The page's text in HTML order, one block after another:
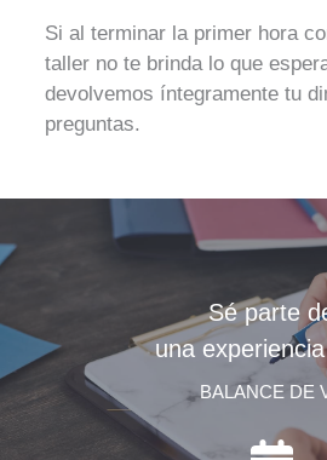
Si al terminar la primer hora
taller no te brinda lo que
devolvemos íntegramente tu
preguntas.
Sé parte
una
BALANCE DE